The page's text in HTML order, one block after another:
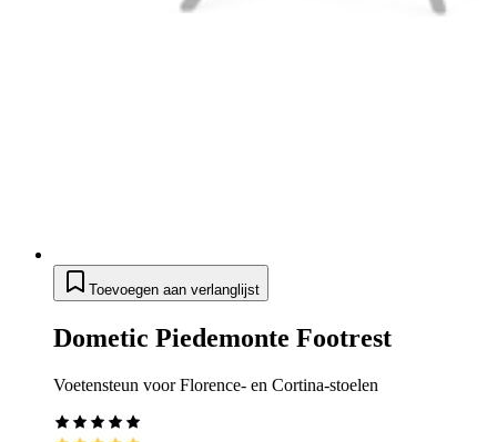
Toevoegen aan verlanglijst
Dometic Piedemonte Footrest
Voetensteun voor Florence- en Cortina-stoelen